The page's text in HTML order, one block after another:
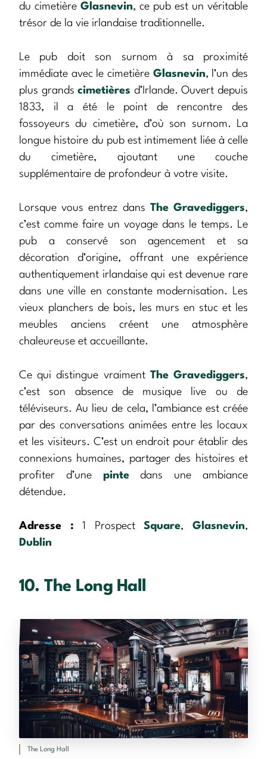
du cimetière Glasnevin, ce pub est un véritable
trésor de la vie irlandaise traditionnelle.
Le pub doit son surnom à sa proximité
immédiate avec le cimetière Glasnevin, l’un des
plus grandscimetières d’Irlande. Ouvert depuis
1833, il a été le point de rencontre des
fossoyeurs du cimetière, d’où son surnom. La
longue histoire du pub est intimement liée à celle
du cimetière, ajoutant une couche
supplémentaire de profondeur à votre visite.
Lorsque vous entrez dans The Gravediggers,
c’est comme faire un voyage dans le temps. Le
pub a conservé son agencement et sa
décoration d’origine, offrant une expérience
authentiquement irlandaise qui est devenue rare
dans une ville en constante modernisation. Les
vieux planchers de bois, les murs en stuc et les
meubles anciens créent une atmosphère
chaleureuse et accueillante.
Ce qui distingue vraiment The Gravediggers,
c’est son absence de musique live ou de
téléviseurs. Au lieu de cela, l’ambiance est créée
par des conversations animées entre les locaux
et les visiteurs. C’est un endroit pour établir des
connexions humaines, partager des histoires et
profiter d’une pintedans une ambiance
détendue.
Adresse : 1 ProspectSquare,Glasnevin,
Dublin
10. The Long Hall
The Long Hall